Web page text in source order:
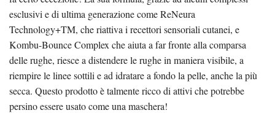
esclusivi e di ultima generazione come ReNeura
Technology+TM, che riattiva i recettori sensoriali cutanei, e
Kombu-Bounce Complex che aiuta a far fronte alla comparsa
delle rughe, riesce a distendere le rughe in maniera visibile, a
riempire le linee sottili e ad idratare a fondo la pelle, anche la più
secca. Questo prodotto è talmente ricco di attivi che potrebbe
persino essere usato come una maschera!